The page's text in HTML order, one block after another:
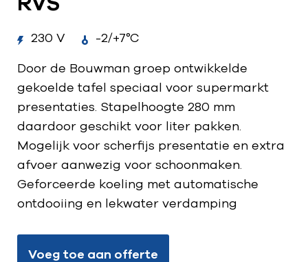
230 V -2/+7°C
Door de Bouwman groep ontwikkelde
gekoelde tafel speciaal voor supermarkt
presentaties. Stapelhoogte 280 mm
daardoor geschikt voor liter pakken.
Mogelijk voor scherfijs presentatie en extra
afvoer aanwezig voor schoonmaken.
Geforceerde koeling met automatische
ontdooiing en lekwater verdamping
Voeg toe aan offerte